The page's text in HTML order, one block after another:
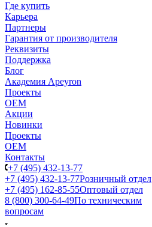
Где купить
Карьера
Партнеры
Гарантия от производителя
Реквизиты
Поддержка
Блог
Академия Apeyron
Проекты
ОЕМ
Акции
Новинки
Проекты
ОЕМ
Контакты
+7 (495) 432-13-77
+7 (495) 432-13-77Розничный отдел
+7 (495) 162-85-55Оптовый отдел
8 (800) 300-64-49По техническим
вопросам